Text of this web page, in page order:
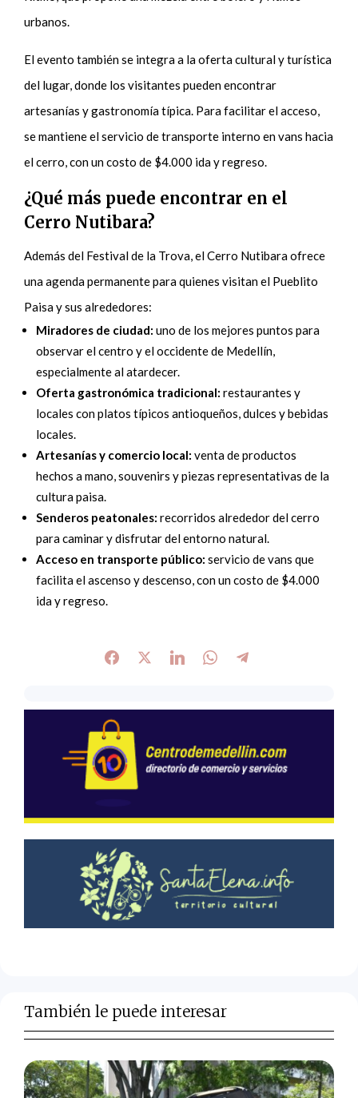
urbanos.
El evento también se integra a la oferta cultural y turística
del lugar, donde los visitantes pueden encontrar
artesanías y gastronomía típica. Para facilitar el acceso,
se mantiene el servicio de transporte interno en vans hacia
el cerro, con un costo de $4.000 ida y regreso.
¿Qué más puede encontrar en el
Cerro Nutibara?
Además del Festival de la Trova, el Cerro Nutibara ofrece
una agenda permanente para quienes visitan el Pueblito
Paisa y sus alrededores:
Miradores de ciudad: uno de los mejores puntos para
observar el centro y el occidente de Medellín,
especialmente al atardecer.
Oferta gastronómica tradicional: restaurantes y
locales con platos típicos antioqueños, dulces y bebidas
locales.
Artesanías y comercio local: venta de productos
hechos a mano, souvenirs y piezas representativas de la
cultura paisa.
Senderos peatonales: recorridos alrededor del cerro
para caminar y disfrutar del entorno natural.
Acceso en transporte público: servicio de vans que
facilita el ascenso y descenso, con un costo de $4.000
ida y regreso.
También le puede interesar